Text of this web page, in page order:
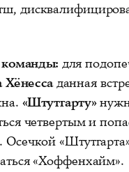
для
Хёнессаданная
«Штутгарту»
четвертым и
«Хоффенхайм».